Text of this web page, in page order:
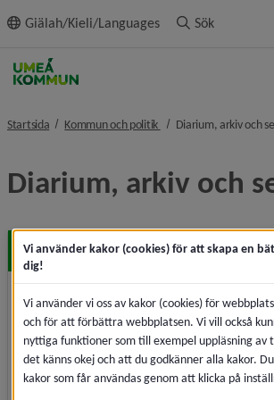
innehållet
Giälah/Kieli/Languages Sök
Startsida Kommun och politik nivå i
Diarium, arkiv och
Diarium, arkiv och
Diarium
I diariet finns handlingar och officiell
mellan kommunen och andra, till
inkommande och utgående post.
Vi använder kakor (cookies) för att skapa en
dig!
Vi använder vi oss av kakor (cookies) för
och för att förbättra webbplatsen. Vi vill också
nyttiga funktioner som till exempel uppläsning av
det känns okej och att du godkänner alla kakor.
kakor som får användas genom att klicka på